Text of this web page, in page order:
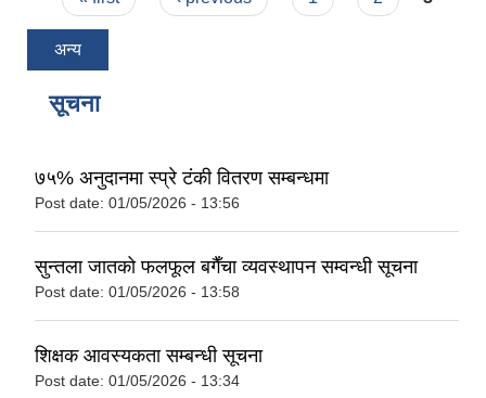
अन्य
सूचना
७५% अनुदानमा स्प्रे टंकी वितरण सम्बन्धमा
Post date: 01/05/2026 - 13:56
सुन्तला जातको फलफूल बगैँचा व्यवस्थापन सम्वन्धी सूचना
Post date: 01/05/2026 - 13:58
शिक्षक आवस्यकता सम्बन्धी सूचना
Post date: 01/05/2026 - 13:34